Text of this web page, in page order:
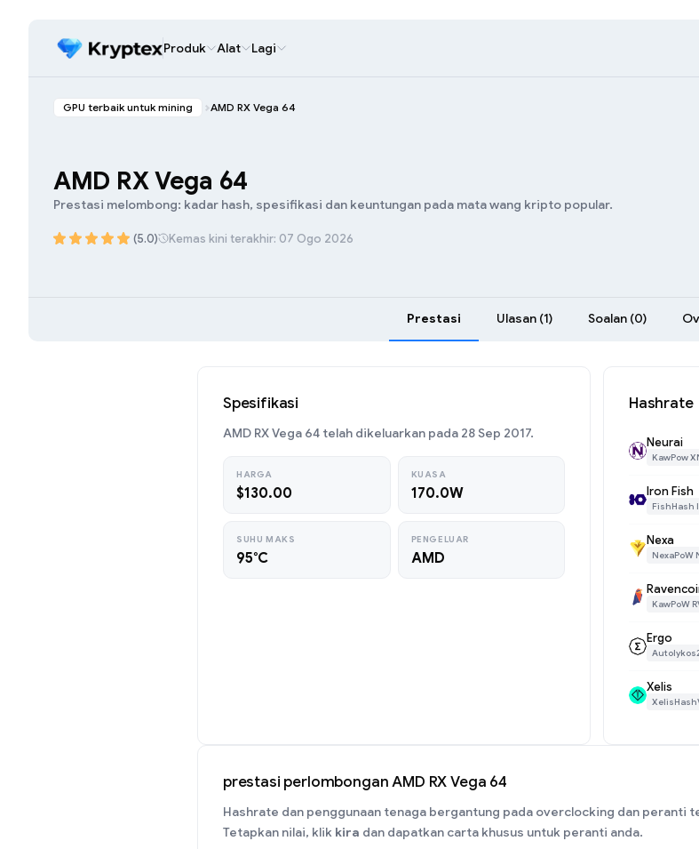
Produk Alat Lagi
GPU terbaik untuk mining AMD RX Vega 64
AMD RX Vega 64
Prestasi melombong: kadar hash, spesifikasi dan keuntungan pada mata wang kripto popular.
(5.0) Kemas kini terakhir: 07 Ogo 2026
Prestasi Ulasan (1) Soalan (0)
Spesifikasi
AMD RX Vega 64 telah dikeluarkan pada 28 Sep 2017.
HARGA
$130.00
KUASA
170.0W
SUHU MAKS
95°C
PENGELUAR
AMD
Hashrate
Neurai
KawPow
Iron Fish
FishHash
Nexa
NexaPoW
KawPoW
Ergo
Xelis
prestasi perlombongan AMD RX Vega 64
Hashrate dan penggunaan tenaga bergantung pada overclocking dan peranti
Tetapkan nilai, klik kira dan dapatkan carta khusus untuk peranti anda.